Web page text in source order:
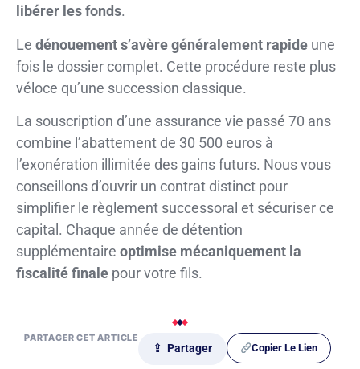
libérer les fonds.
Le dénouement s’avère généralement rapide une
fois le dossier complet. Cette procédure reste plus
véloce qu’une succession classique.
La souscription d’une assurance vie passé 70 ans
combine l’abattement de 30 500 euros à
l’exonération illimitée des gains futurs. Nous vous
conseillons d’ouvrir un contrat distinct pour
simplifier le règlement successoral et sécuriser ce
capital. Chaque année de détention
supplémentaire optimise mécaniquement la
fiscalité finale pour votre fils.
PARTAGER CET ARTICLE
⇪ Partager Copier Le Lien